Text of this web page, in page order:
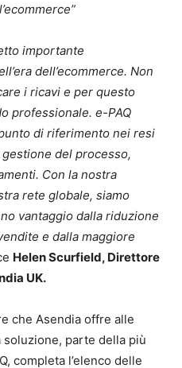
importante
dell’ecommerce. Non
i ricavi e per questo
professionale. e-PAQ
di riferimento nei resi
del processo,
Con la nostra
rete globale, siamo
vantaggio dalla riduzione
e dalla maggiore
Helen Scurfield, Direttore
UK.
che Asendia offre alle
soluzione, parte della più
completa l’elenco delle